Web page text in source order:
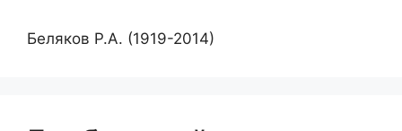
Беляков Р.А. (1919-2014)